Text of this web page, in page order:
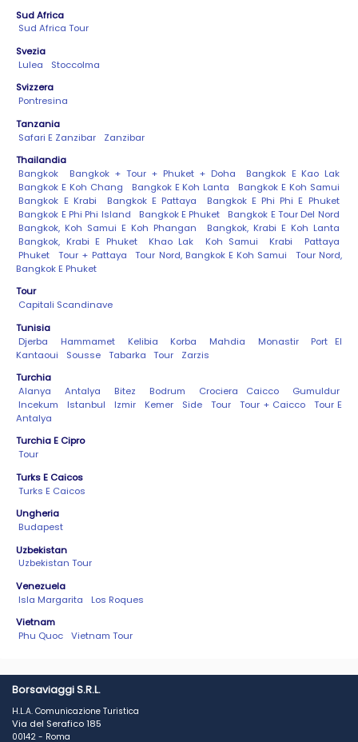
Sud Africa
Sud Africa Tour
Svezia
Lulea
Stoccolma
Svizzera
Pontresina
Tanzania
Safari E Zanzibar
Zanzibar
Thailandia
Bangkok
Bangkok + Tour + Phuket + Doha
Bangkok E Kao Lak
Bangkok E Koh Chang
Bangkok E Koh Lanta
Bangkok E Koh Samui
Bangkok E Krabi
Bangkok E Pattaya
Bangkok E Phi Phi E Phuket
Bangkok E Phi Phi Island
Bangkok E Phuket
Bangkok E Tour Del Nord
Bangkok, Koh Samui E Koh Phangan
Bangkok, Krabi E Koh Lanta
Bangkok, Krabi E Phuket
Khao Lak Koh Samui Krabi
Pattaya
Phuket
Tour + Pattaya Tour Nord, Bangkok E Koh Samui
Tour Nord,
Bangkok E Phuket
Tour
Capitali Scandinave
Tunisia
Djerba
Hammamet Kelibia Korba Mahdia Monastir
Port El
Kantaoui
Sousse Tabarka Tour
Zarzis
Turchia
Alanya
Antalya Bitez Bodrum Crociera Caicco
Gumuldur
Incekum
Istanbul Izmir Kemer Side Tour Tour + Caicco
Tour E
Antalya
Turchia E Cipro
Tour
Turks E Caicos
Turks E Caicos
Ungheria
Budapest
Uzbekistan
Uzbekistan Tour
Venezuela
Isla Margarita
Los Roques
Vietnam
Phu Quoc
Vietnam Tour
Borsaviaggi S.R.L.
H.L.A. Comunicazione Turistica
Via del Serafico 185
00142 - Roma